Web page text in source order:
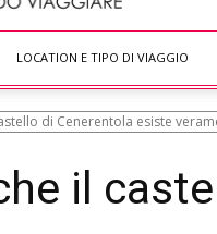
LOCATION E TIPO DI VIAGGIO
di Cenerentola esiste
il